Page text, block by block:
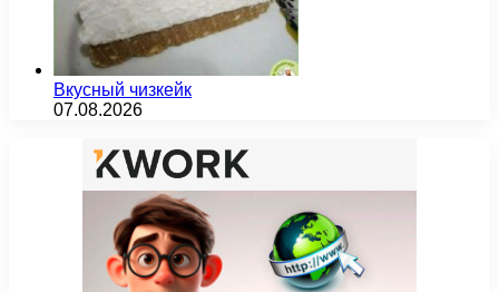
Вкусный чизкейк
07.08.2026